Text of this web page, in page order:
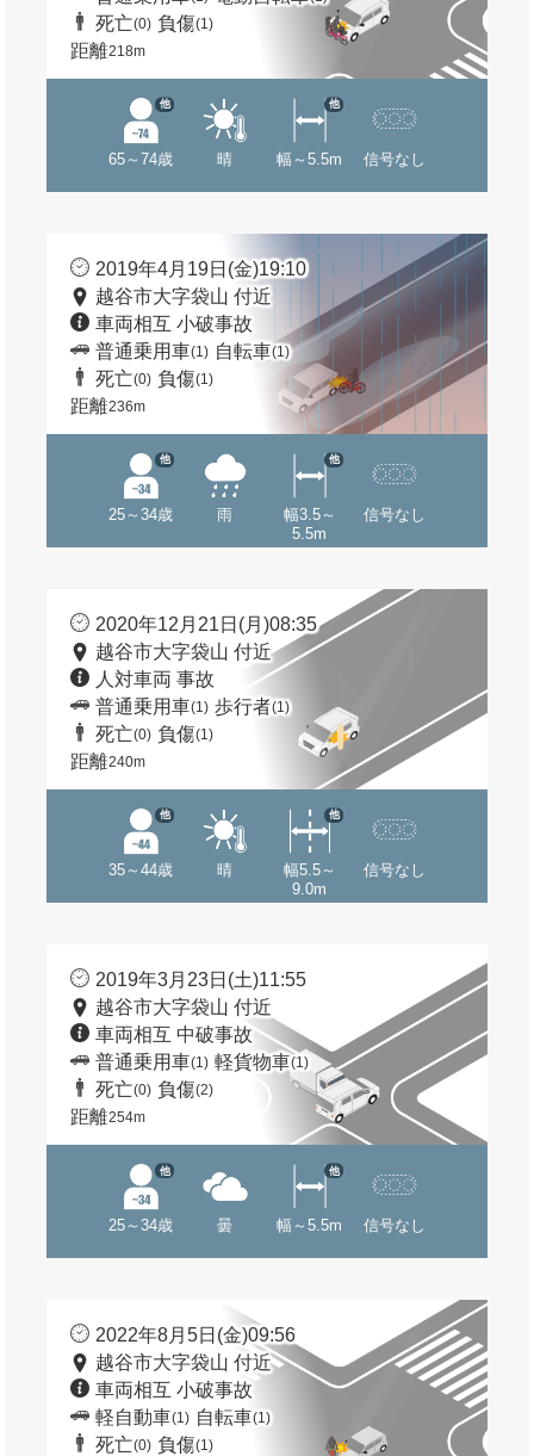
死亡(0) 負傷(1)
距離218m
65～74歳
他
晴 幅～5.5m
他
信号なし
2019年4月19日(金)19:10
越谷市大字袋山 付近
車両相互 小破事故
普通乗用車(1) 自転車(1)
死亡(0) 負傷(1)
距離236m
25～34歳
他
雨
幅3.5～
5.5m
他
信号なし
2020年12月21日(月)08:35
越谷市大字袋山 付近
人対車両 事故
普通乗用車(1) 歩行者(1)
死亡(0) 負傷(1)
距離240m
35～44歳
他
晴
幅5.5～
9.0m
他
信号なし
2019年3月23日(土)11:55
越谷市大字袋山 付近
車両相互 中破事故
普通乗用車(1) 軽貨物車(1)
死亡(0) 負傷(2)
距離254m
25～34歳
他
曇 幅～5.5m
他
信号なし
2022年8月5日(金)09:56
越谷市大字袋山 付近
車両相互 小破事故
軽自動車(1) 自転車(1)
死亡(0) 負傷(1)